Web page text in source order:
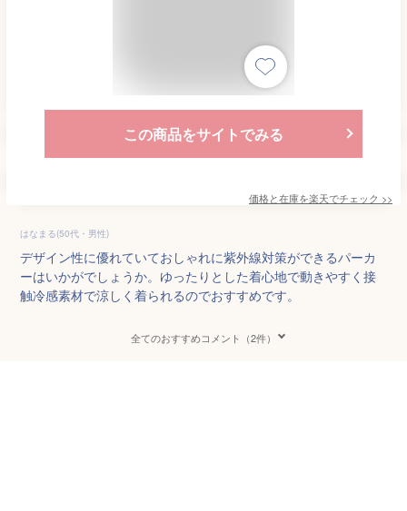
この商品をサイトでみる
価格と在庫を楽天でチェック >>
はなまる(50代・男性)
デザイン性に優れていておしゃれに紫外線対策ができるパーカ
ーはいかがでしょうか。ゆったりとした着心地で動きやすく接
触冷感素材で涼しく着られるのでおすすめです。
全てのおすすめコメント（2件）